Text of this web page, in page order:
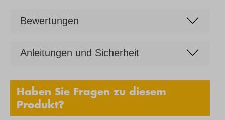
Bewertungen
Anleitungen und Sicherheit
Haben Sie Fragen zu diesem
Produkt?